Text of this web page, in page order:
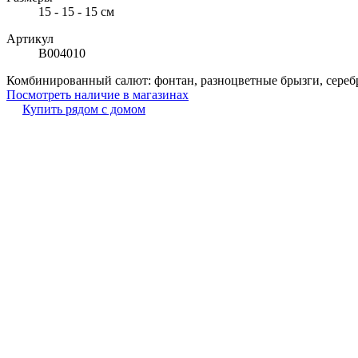
15 - 15 - 15 см
Артикул
В004010
Комбинированный салют: фонтан, разноцветные брызги,
Посмотреть наличие в магазинах
Купить рядом с домом